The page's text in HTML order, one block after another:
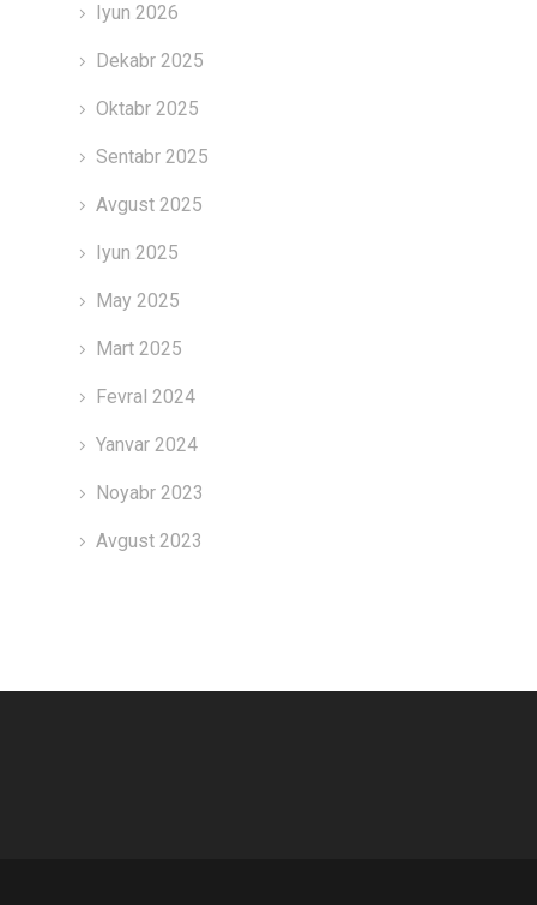
Iyun 2026
Dekabr 2025
Oktabr 2025
Sentabr 2025
Avgust 2025
Iyun 2025
May 2025
Mart 2025
Fevral 2024
Yanvar 2024
Noyabr 2023
Avgust 2023